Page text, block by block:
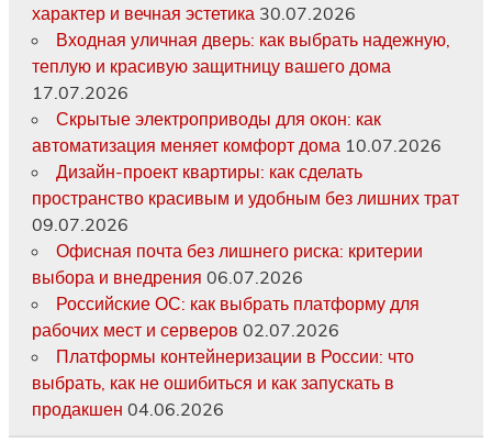
характер и вечная эстетика 30.07.2026
Входная уличная дверь: как выбрать надежную,
теплую и красивую защитницу вашего дома
17.07.2026
Скрытые электроприводы для окон: как
автоматизация меняет комфорт дома 10.07.2026
Дизайн-проект квартиры: как сделать
пространство красивым и удобным без лишних трат
09.07.2026
Офисная почта без лишнего риска: критерии
выбора и внедрения 06.07.2026
Российские ОС: как выбрать платформу для
рабочих мест и серверов 02.07.2026
Платформы контейнеризации в России: что
выбрать, как не ошибиться и как запускать в
продакшен 04.06.2026